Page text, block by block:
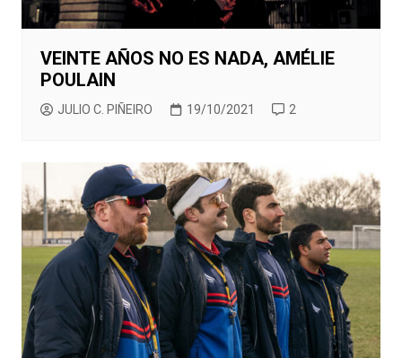
VEINTE AÑOS NO ES NADA, AMÉLIE
POULAIN
JULIO C. PIÑEIRO 19/10/2021 2